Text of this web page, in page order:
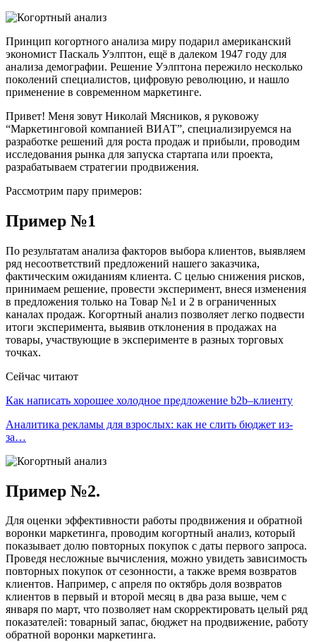
Принцип когортного анализа миру подарил американский
экономист Паскаль Уэлптон, ещё в далеком 1947 году для
анализа демографии. Решение Уэлптона пережило несколько
поколений специалистов, цифровую революцию, и нашло
применение в современном маркетинге.
Привет! Меня зовут Николай Мясников, я руковожу
“Маркетинговой компанией ВИАТ”, специализируемся на
разработке решений для роста продаж и прибыли, проводим
исследования рынка для запуска стартапа или проекта,
разрабатываем стратегии продвижения.
Рассмотрим пару примеров:
Пример №1
По результатам анализа факторов выбора клиентов, выявляем
ряд несоответствий предложений нашего заказчика,
фактическим ожиданиям клиента. С целью снижения рисков,
принимаем решение, провести эксперимент, внеся изменения
в предложения только на Товар №1 и 2 в ограниченных
каналах продаж. Когортный анализ позволяет легко подвести
итоги эксперимента, выявив отклонения в продажах на
товары, участвующие в эксперименте в разных торговых
точках.
Сейчас читают
Как написать хорошее холодное предложение b2b–клиенту
Аналитика рекламы для взрослых: как не слить бюджет из-
за…
Пример №2.
Для оценки эффективности работы продвижения и обратной
воронки маркетинга, проводим когортный анализ, который
показывает долю повторных покупок с даты первого запроса.
Проведя несложные вычисления, можно увидеть зависимость
повторных покупок от сезонности, а также время возвратов
клиентов. Например, с апреля по октябрь доля возвратов
клиентов в первый и второй месяц в два раза выше, чем с
января по март, что позволяет нам скорректировать целый ряд
показателей: товарный запас, бюджет на продвижение, работу
обратной воронки маркетинга.